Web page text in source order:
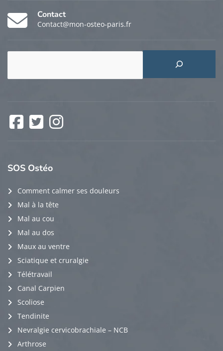
Contact
Contact@mon-osteo-paris.fr
Facebook
SOS Ostéo
Comment calmer ses douleurs
Mal à la tête
Mal au cou
Mal au dos
Maux au ventre
Sciatique et cruralgie
Télétravail
Canal Carpien
Scoliose
Tendinite
Nevralgie cervicobrachiale – NCB
Arthrose